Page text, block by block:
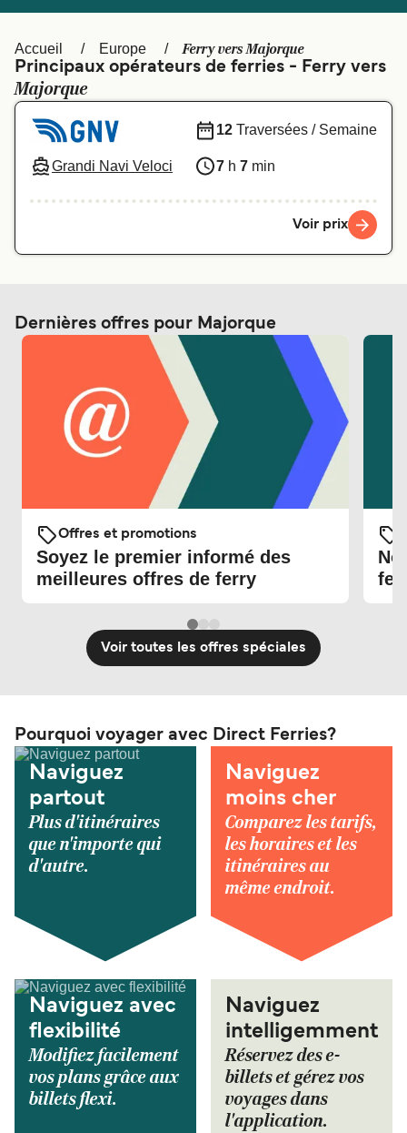
Deutschland Schweiz (DE)
Accueil Europe Ferry vers Majorque
Principaux opérateurs de ferries - Ferry vers
Majorque
Grandi Navi Veloci
12 Traversées / Semaine
7 h 7 min
Voir prix
Dernières offres pour Majorque
Offres et promotions
Soyez le premier informé des
meilleures offres de ferry
Voir toutes les offres spéciales
Pourquoi voyager avec Direct Ferries?
Naviguez
partout
Plus d'itinéraires
que n'importe qui
d'autre.
Naviguez
moins cher
Comparez les tarifs,
les horaires et les
itinéraires au
même endroit.
Naviguez avec
flexibilité
Modifiez facilement
vos plans grâce aux
billets flexi.
Naviguez
intelligemment
Réservez des e-
billets et gérez vos
voyages dans
l'application.